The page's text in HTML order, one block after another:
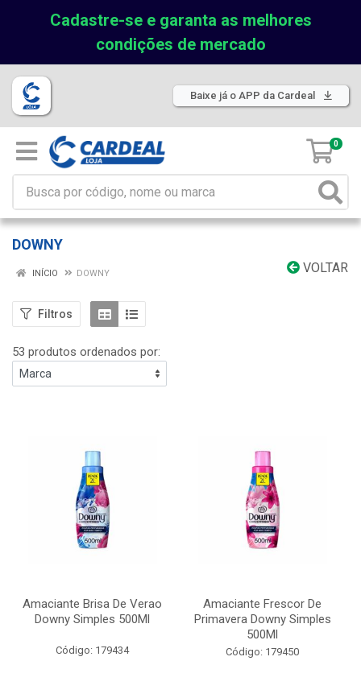
Cadastre-se e garanta as melhores
condições de mercado
Baixe já o APP da Cardeal
0
DOWNY
VOLTAR
INÍCIO DOWNY
Filtros
53 produtos ordenados por:
Amaciante Brisa De Verao
Downy Simples 500Ml
Código: 179434
Amaciante Frescor De
Primavera Downy Simples
500Ml
Código: 179450